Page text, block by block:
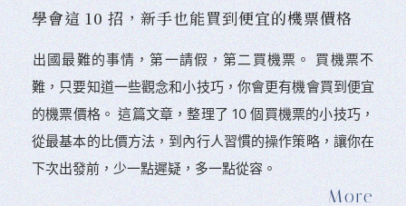
學會這 10 招，新手也能買到便宜的機票價格
󠀠出國最難的事情，第一請假，第二買機票。 󠀠買機票不
難，只要知道一些觀念和小技巧，你會更有機會買到便宜
的機票價格。 這篇文章，整理了 10 個買機票的小技巧，
從最基本的比價方法，到內行人習慣的操作策略，讓你在
下次出發前，少一點遲疑，多一點從容。